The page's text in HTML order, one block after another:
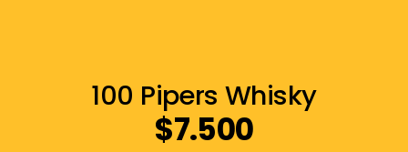
100 Pipers Whisky
$7.500